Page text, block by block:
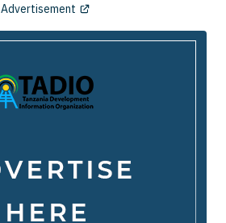
Advertisement